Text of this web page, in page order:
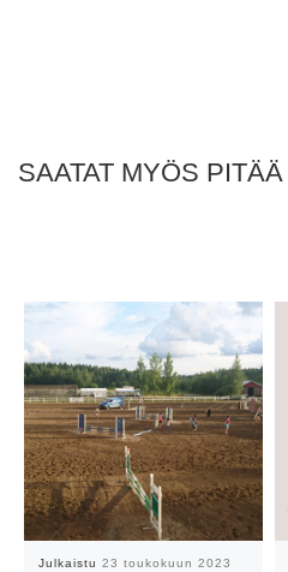
SAATAT MYÖS PITÄÄ
Julkaistu 23 toukokuun 2023